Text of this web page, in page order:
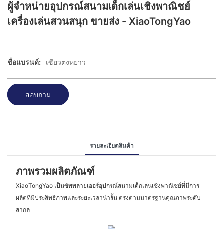
ผู้จำหน่ายอุปกรณ์สนามเด็กเล่นเชิงพาณิชย์
เครื่องเล่นสวนสนุก ขายส่ง - XiaoTongYao
ชื่อแบรนด์: เซียวตงหยาว
สอบถาม
รายละเอียดสินค้า
ภาพรวมผลิตภัณฑ์
XiaoTongYao เป็นซัพพลายเออร์อุปกรณ์สนามเด็กเล่นเชิงพาณิชย์ที่มีการ
ผลิตที่มีประสิทธิภาพและระยะเวลานำสั้น ตรงตามมาตรฐานคุณภาพระดับ
สากล